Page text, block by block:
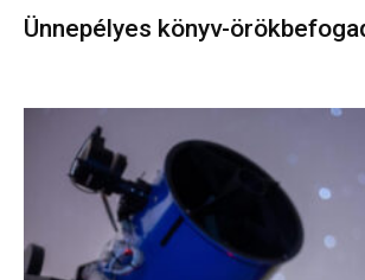
Ünnepélyes könyv-